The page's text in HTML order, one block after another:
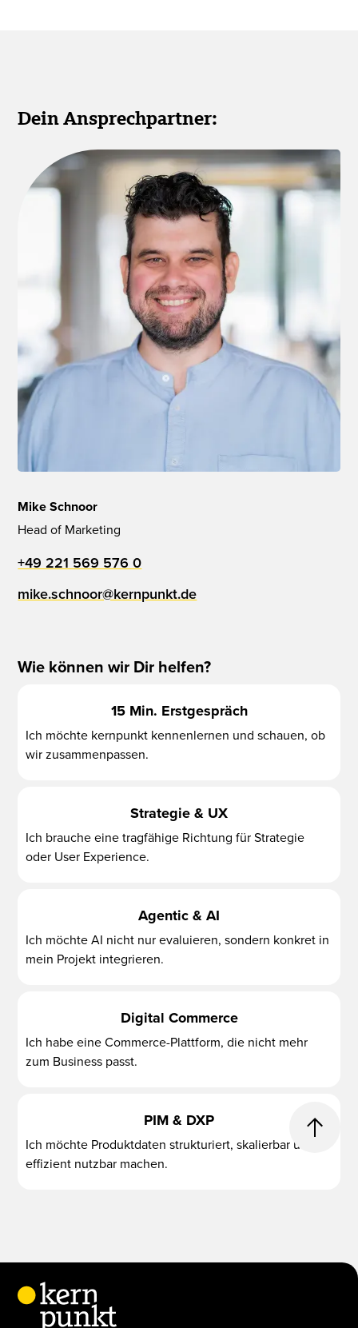
Dein Ansprechpartner:
Mike Schnoor
Head of Marketing
+49 221 569 576 0
mike.schnoor@kernpunkt.de
Wie können wir Dir helfen?
15 Min. Erstgespräch
Ich möchte kernpunkt kennenlernen und schauen, ob
wir zusammenpassen.
Strategie & UX
Ich brauche eine tragfähige Richtung für Strategie
oder User Experience.
Agentic & AI
Ich möchte AI nicht nur evaluieren, sondern konkret in
mein Projekt integrieren.
Digital Commerce
Ich habe eine Commerce-Plattform, die nicht mehr
zum Business passt.
PIM & DXP
Ich möchte Produktdaten strukturiert, skalierbar und
effizient nutzbar machen.